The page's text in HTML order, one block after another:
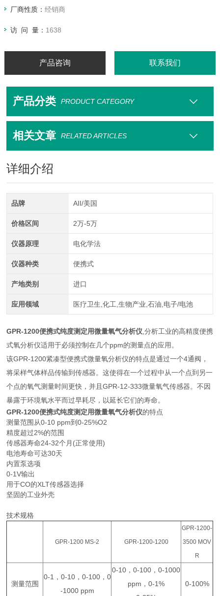
厂商性质： 经销商
访 问 量： 1638
产品咨询 联系我们
产品分类 PRODUCT CATEGORY
相关文章 RELATED ARTICLES
详细介绍
品牌 AII/美国
价格区间 2万-5万
仪器原理 电化学法
仪器种类 便携式
产地类别 进口
应用领域 医疗卫生,化工,生物产业,石油,电子/电池
GPR-1200便携式纯度测定用微量氧气分析仪 ,分析工业的高精度便携
式氧分析仪适用于必须控制在几个ppm的测量点的应用。
该GPR-1200紧凑型便携式微量氧分析仪的特点是通过一个4通阀，
将采样气体样品传输到传感器。这使得在一个过程中从一个点到另一
个点的氧气测量时间更快，并且GPR-12-333微量氧气传感器。不因
暴露于环境氧水平而过早耗尽，以延长它们的寿命。
GPR-1200便携式纯度测定用微量氧气分析仪的特点
测量范围从0-10 ppm到0-25%O2
精度超过2%的范围
传感器寿命24-32个月(正常使用)
电池寿命可达30天
内置泵选项
0-1V输出
用于CO的XLT传感器选择
坚固的工业外壳
技术规格
GPR-1200 MS-2 GPR-1200-1200
GPR-1200-
3500 MOV
R
测量范围
0-1，0-10，0-100，0
-1000 ppm
0-10，0-100，0-1000
ppm，0-1%
0-100%